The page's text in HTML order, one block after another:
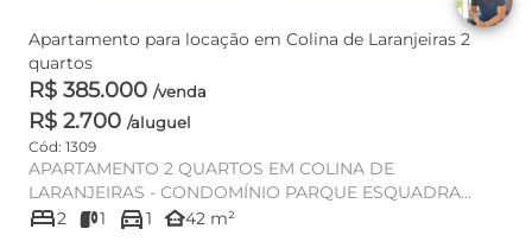
Apartamento para locação em Colina de Laranjeiras 2
quartos
R$ 385.000 /venda
R$ 2.700 /aluguel
Cód: 1309
APARTAMENTO 2 QUARTOS EM COLINA DE
LARANJEIRAS - CONDOMÍNIO PARQUE ESQUADRA
Apartamento de dois quartos sem suíte pa...
bed2 1 directions_car1 other_houses42 m²